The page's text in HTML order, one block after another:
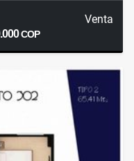
Venta
COP